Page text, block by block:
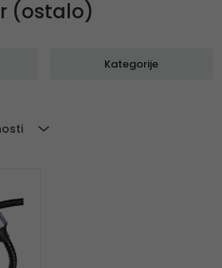
(ostalo)
Kategorije